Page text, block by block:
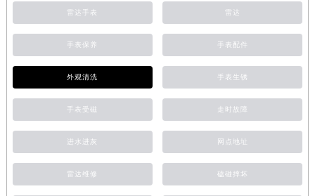
雷达手表 雷达
手表保养 手表配件
外观清洗 手表生锈
手表受磁 走时故障
进水进灰 网点地址
雷达维修 磕碰摔坏